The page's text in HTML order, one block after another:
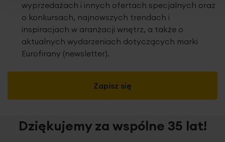
Zapisz się
wyprzedażach i innych ofertach specjalnych oraz
o konkursach, najnowszych trendach i
inspiracjach w aranżacji wnętrz, a także o
aktualnych wydarzeniach dotyczących marki
Eurofirany (newsletter).
Dziękujemy za wspólne 35 lat!